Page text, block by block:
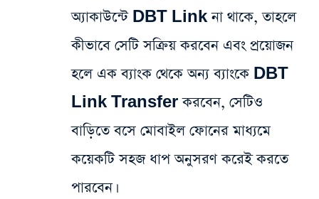
অ্যাকাউন্টে DBT Link না থাকে, তাহলে
কীভাবে সেটি সক্রিয় করবেন এবং প্রয়োজন
হলে এক ব্যাংক থেকে অন্য ব্যাংকে DBT
Link Transfer করবেন, সেটিও
বাড়িতে বসে মোবাইল ফোনের মাধ্যমে
কয়েকটি সহজ ধাপ অনুসরণ করেই করতে
পারবেন।